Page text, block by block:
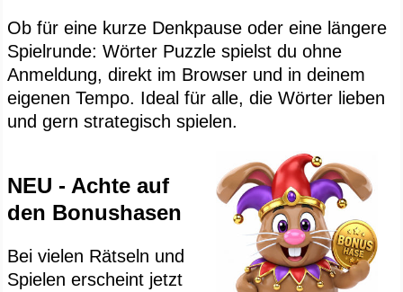
Ob für eine kurze Denkpause oder eine längere
Spielrunde: Wörter Puzzle spielst du ohne
Anmeldung, direkt im Browser und in deinem
eigenen Tempo. Ideal für alle, die Wörter lieben
und gern strategisch spielen.
NEU - Achte auf
den Bonushasen
Bei vielen Rätseln und
Spielen erscheint jetzt